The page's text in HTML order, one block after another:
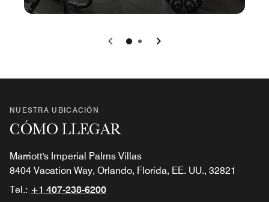
Anterior
0 1 Siguiente
NUESTRA UBICACIÓN
CÓMO LLEGAR
Marriott's Imperial Palms Villas
8404 Vacation Way, Orlando, Florida, EE. UU., 32821
Tel.: +1 407-238-6200